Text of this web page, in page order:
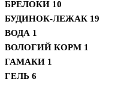
БРЕЛОКИ 10
БУДИНОК-ЛЕЖАК 19
ВОДА 1
ВОЛОГИЙ КОРМ 1
ГАМАКИ 1
ГЕЛЬ 6